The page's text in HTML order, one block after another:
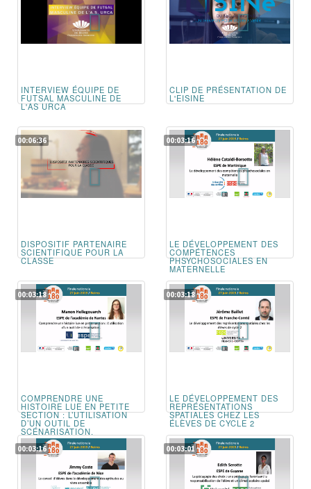
INTERVIEW ÉQUIPE DE
FUTSAL MASCULINE DE
L'AS URCA
CLIP DE PRÉSENTATION DE
L'EISINE
DISPOSITIF PARTENAIRE
SCIENTIFIQUE POUR LA
CLASSE
00:06:36
LE DÉVELOPPEMENT DES
COMPÉTENCES
PHSYCHOSOCIALES EN
MATERNELLE
00:03:16
COMPRENDRE UNE
HISTOIRE LUE EN PETITE
SECTION : L’UTILISATION
D’UN OUTIL DE
SCÉNARISATION.
00:03:18
LE DÉVELOPPEMENT DES
REPRÉSENTATIONS
SPATIALES CHEZ LES
ÉLÈVES DE CYCLE 2
00:03:18
00:03:16 00:03:01